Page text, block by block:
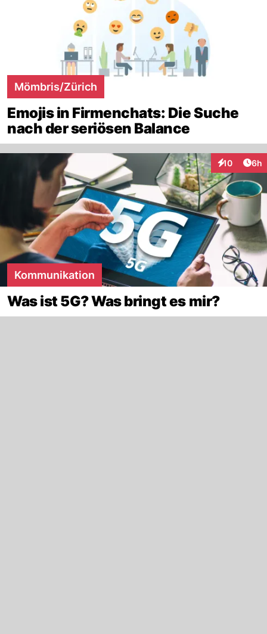
Mömbris/Zürich
Emojis in Firmenchats: Die Suche
nach der seriösen Balance
10
Interaktionen
6h
Kommunikation
Was ist 5G? Was bringt es mir?